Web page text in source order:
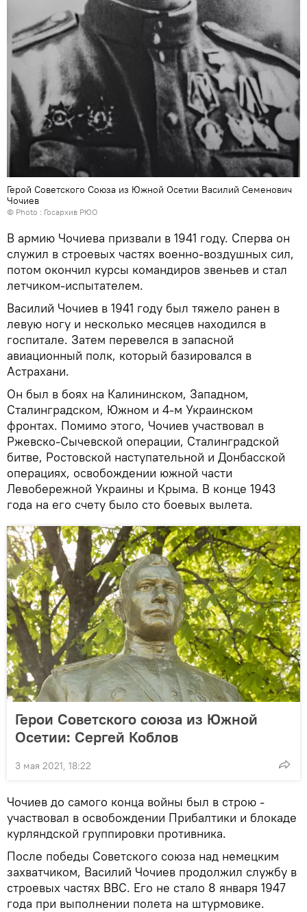
Герой Советского Союза из Южной Осетии Василий Семенович
Чочиев
© Photo : Госархив РЮО
В армию Чочиева призвали в 1941 году. Сперва он
служил в строевых частях военно-воздушных сил,
потом окончил курсы командиров звеньев и стал
летчиком-испытателем.
Василий Чочиев в 1941 году был тяжело ранен в
левую ногу и несколько месяцев находился в
госпитале. Затем перевелся в запасной
авиационный полк, который базировался в
Астрахани.
Он был в боях на Калининском, Западном,
Сталинградском, Южном и 4-м Украинском
фронтах. Помимо этого, Чочиев участвовал в
Ржевско-Сычевской операции, Сталинградской
битве, Ростовской наступательной и Донбасской
операциях, освобождении южной части
Левобережной Украины и Крыма. В конце 1943
года на его счету было сто боевых вылета.
Герои Советского союза из Южной
Осетии: Сергей Коблов
3 мая 2021, 18:22
Чочиев до самого конца войны был в строю -
участвовал в освобождении Прибалтики и блокаде
курляндской группировки противника.
После победы Советского союза над немецким
захватчиком, Василий Чочиев продолжил службу в
строевых частях ВВС. Его не стало 8 января 1947
года при выполнении полета на штурмовике.